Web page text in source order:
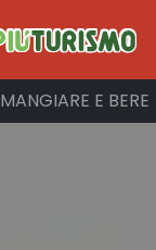
MANGIARE E BERE